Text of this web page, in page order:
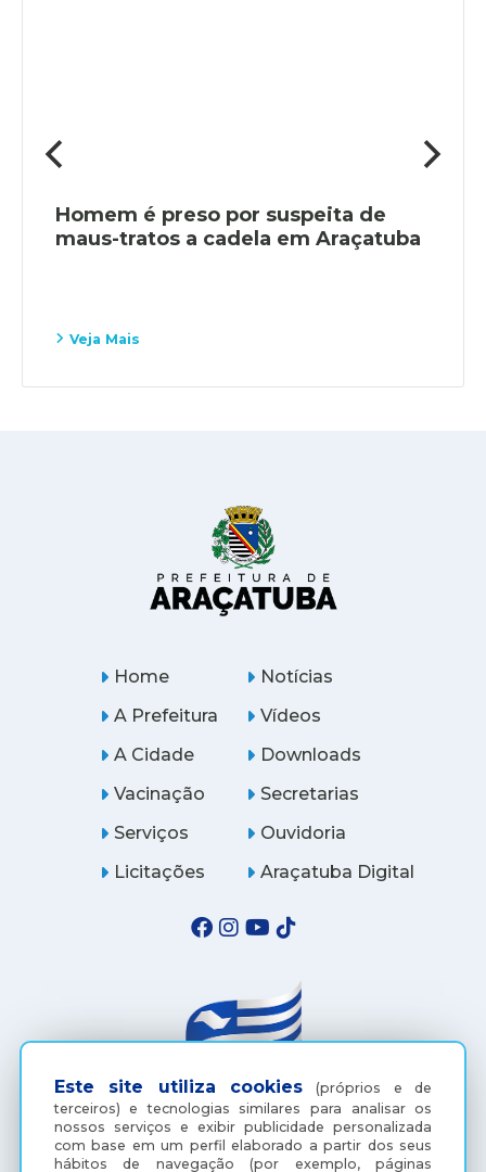
Homem é preso por suspeita de
maus-tratos a cadela em Araçatuba
Veja Mais
Este site utiliza cookies (próprios e de
terceiros) e tecnologias similares para analisar os
nossos serviços e exibir publicidade personalizada
com base em um perfil elaborado a partir dos seus
hábitos de navegação (por exemplo, páginas
Home
A Prefeitura
A Cidade
Notícias
Vídeos
Downloads
Vacinação
Serviços
Licitações
Secretarias
Ouvidoria
Araçatuba Digital
(18) 3607-6500